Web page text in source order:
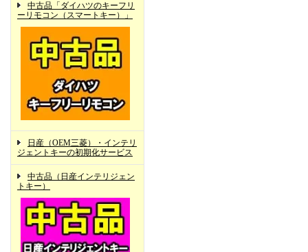
中古品「ダイハツのキーフリ
ーリモコン（スマートキー）」
日産（OEM三菱）・インテリ
ジェントキーの初期化サービス
中古品（日産インテリジェン
トキー）